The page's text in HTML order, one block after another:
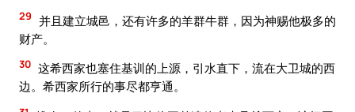
29 并且建立城邑，还有许多的羊群牛群，因为神赐他极多的
财产。
30 这希西家也塞住基训的上源，引水直下，流在大卫城的西
边。希西家所行的事尽都亨通。